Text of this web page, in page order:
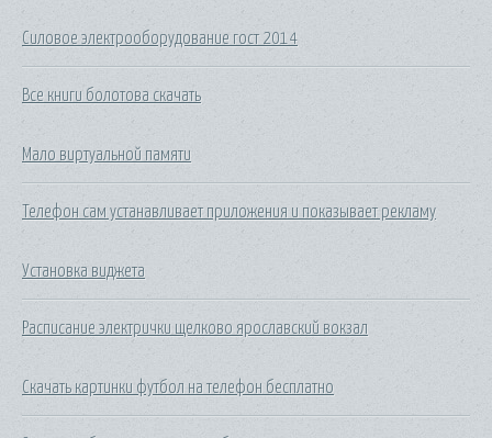
Силовое электрооборудование гост 2014
Все книги болотова скачать
Мало виртуальной памяти
Телефон сам устанавливает приложения и показывает рекламу
Установка виджета
Расписание электрички щелково ярославский вокзал
Скачать картинки футбол на телефон бесплатно